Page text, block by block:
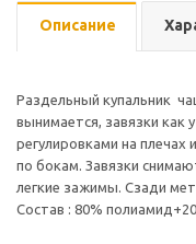
Описание
Раздельный купальник
вынимается, завязки как
регулировками на
по бокам. Завязки
легкие зажимы. Сзади
Состав : 80%